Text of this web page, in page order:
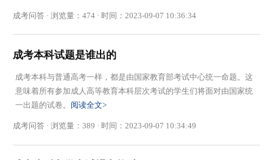
成考问答 · 浏览量：474 · 时间：2023-09-07 10:36:34
成考本科试题是谁出的
成考本科与普通高考一样，都是由国家教育部考试中心统一命题。这
意味着所有参加成人高等教育本科层次考试的学生们将面对由国家统
一出题的试卷。 阅读全文>
成考问答 · 浏览量：389 · 时间：2023-09-07 10:34:49